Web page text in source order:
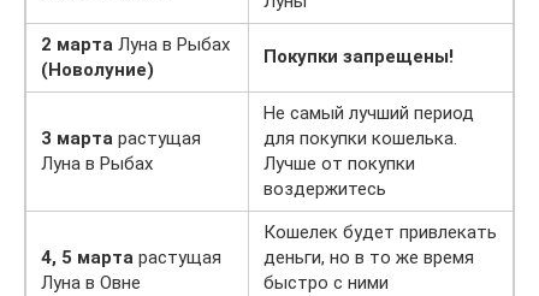
2 марта Луна в Рыбах
(Новолуние)
Покупки запрещены!
3 марта растущая
Луна в Рыбах
Не самый лучший период
для покупки кошелька.
Лучше от покупки
воздержитесь
4, 5 марта растущая
Луна в Овне
Кошелек будет привлекать
деньги, но в то же время
быстро с ними